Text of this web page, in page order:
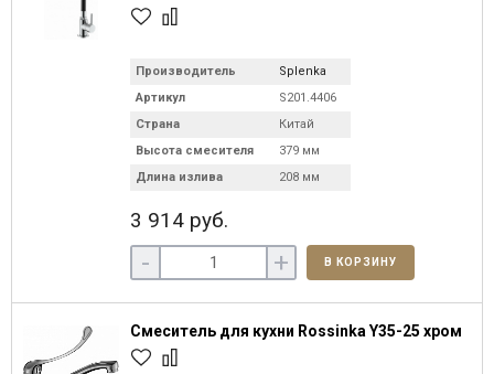
Производитель
Splenka
Артикул
S201.4406
Страна
Китай
Высота смесителя
379 мм
Длина излива
208 мм
3 914 руб.
- + В КОРЗИНУ
Смеситель для кухни Rossinka Y35-25 хром